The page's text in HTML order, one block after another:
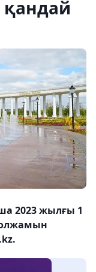
қандай
2023 жылғы 1